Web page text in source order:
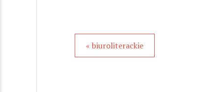
« biuroliterackie